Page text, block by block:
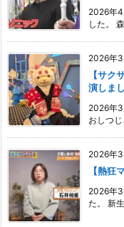
2026年4
した。
2026年
【サク
演しま
2026年3
おしつ
2026年
【熱狂
2026年3
た。 新